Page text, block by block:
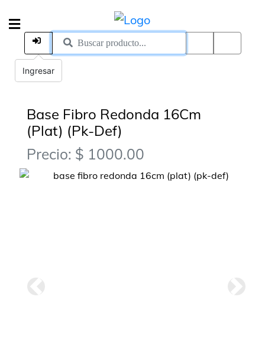
Base Fibro Redonda 16Cm
(Plat) (Pk-Def)
Precio: $ 1000.00
Ingresar